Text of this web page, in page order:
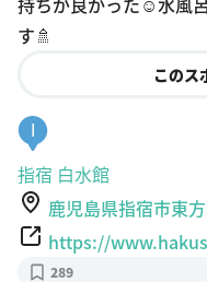
す🚿
このス
I
指宿 白水館
鹿児島県指宿市東
https://
289